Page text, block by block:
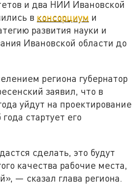
и два НИИ Ивановской
в консорциум и
развития науки и
Ивановской области до
региона губернатор
заявил, что в
уйдут на проектирование
стартует его
сделать, это будут
качества рабочие места,
— сказал глава региона.